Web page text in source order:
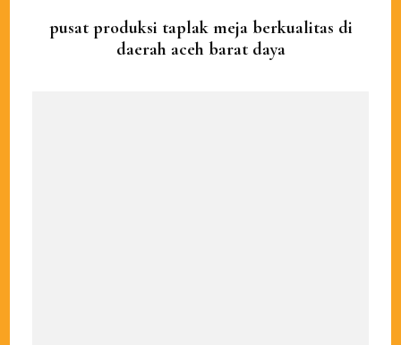
pusat produksi taplak meja berkualitas di
daerah aceh barat daya